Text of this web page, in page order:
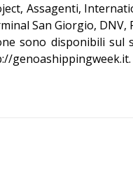
Assagenti,
San Giorgio, DNV,
sono disponibili sul
genoashippingweek.it.